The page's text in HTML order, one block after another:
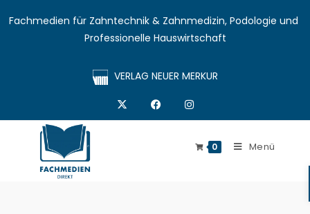
Fachmedien für Zahntechnik & Zahnmedizin, Podologie und
Professionelle Hauswirtschaft
VERLAG NEUER MERKUR
0 Menü